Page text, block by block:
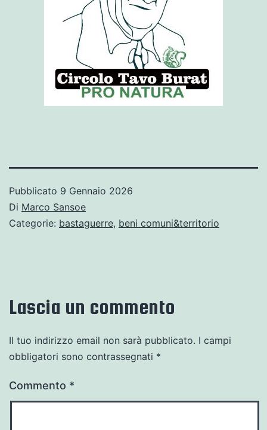
Pubblicato 9 Gennaio 2026
Di Marco Sansoe
Categorie: bastaguerre, beni comuni&territorio
Lascia un commento
Il tuo indirizzo email non sarà pubblicato. I campi
obbligatori sono contrassegnati *
Commento *